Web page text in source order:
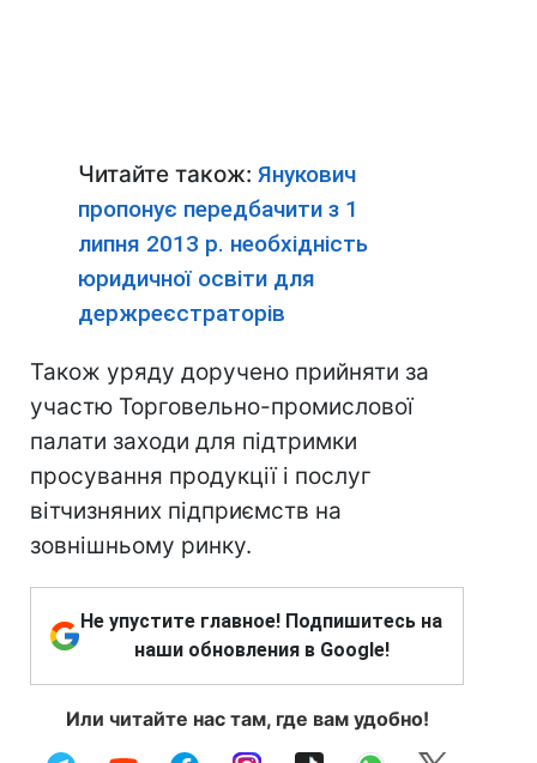
Читайте також: Янукович
пропонує передбачити з 1
липня 2013 р. необхідність
юридичної освіти для
держреєстраторів
Також уряду доручено прийняти за
участю Торговельно-промислової
палати заходи для підтримки
просування продукції і послуг
вітчизняних підприємств на
зовнішньому ринку.
Не упустите главное! Подпишитесь на
наши обновления в Google!
Или читайте нас там, где вам удобно!